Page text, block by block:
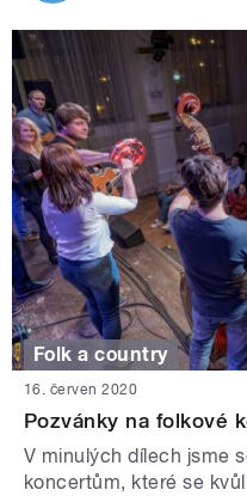
Folk a country
16. červen 2020
Pozvánky na folkové
V minulých dílech jsme
koncertům, které se